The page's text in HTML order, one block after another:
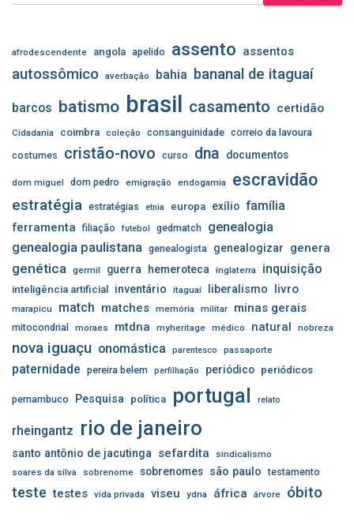
afrodescendente angola apelido assento assentos
autossômico averbação bahia bananal de itaguaí
barcos batismo brasil casamento certidão
Cidadania coimbra coleção consanguinidade correio da lavoura
costumes
cristão-novo curso dna documentos
dom miguel dom pedro emigração endogamia escravidão
estratégia estratégias etnia europa exílio família
ferramenta filiação futebol gedmatch genealogia
genealogia paulistana genealogista genealogizar genera
genética germil guerra hemeroteca inglaterra inquisição
inteligência artificial inventário itaguaí liberalismo livro
marapicu match matches memória militar minas gerais
mitocondrial moraes mtdna myheritage médico natural nobreza
nova iguaçu onomástica parentesco passaporte
paternidade pereira belem perfilhação periódico periódicos
pernambuco Pesquisa política portugal relato
rheingantz rio de janeiro
santo antônio de jacutinga sefardita
sindicalismo
soares da silva
sobrenome sobrenomes são paulo testamento
teste testes vida privada viseu ydna áfrica árvore óbito